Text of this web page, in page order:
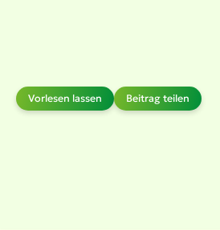
Vorlesen lassen Beitrag teilen